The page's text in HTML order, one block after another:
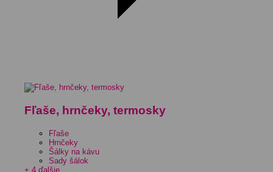
Fľaše, hrnčeky, termosky
Fľaše
Hrnčeky
Šálky na kávu
Sady šálok
+ 4 ďalšie